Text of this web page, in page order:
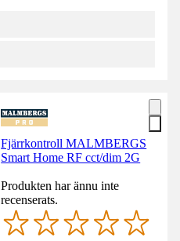
Fjärrkontroll MALMBERGS
Smart Home RF cct/dim 2G
Produkten har ännu inte
recenserats.